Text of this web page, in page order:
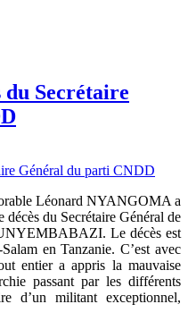
du Secrétaire
Léonard NYANGOMA a
du Secrétaire Général de
Le décès est
en Tanzanie. C’est avec
entier a appris la mauvaise
passant par les différents
d’un militant exceptionnel,